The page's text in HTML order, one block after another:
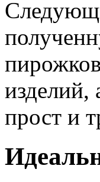
изделий,
прост и